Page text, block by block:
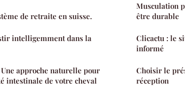
de retraite en suisse.
intelligemment dans la
Une approche naturelle pour
intestinale de votre cheval
Musculation
être durable
Clicactu : le
informé
Choisir le
réception